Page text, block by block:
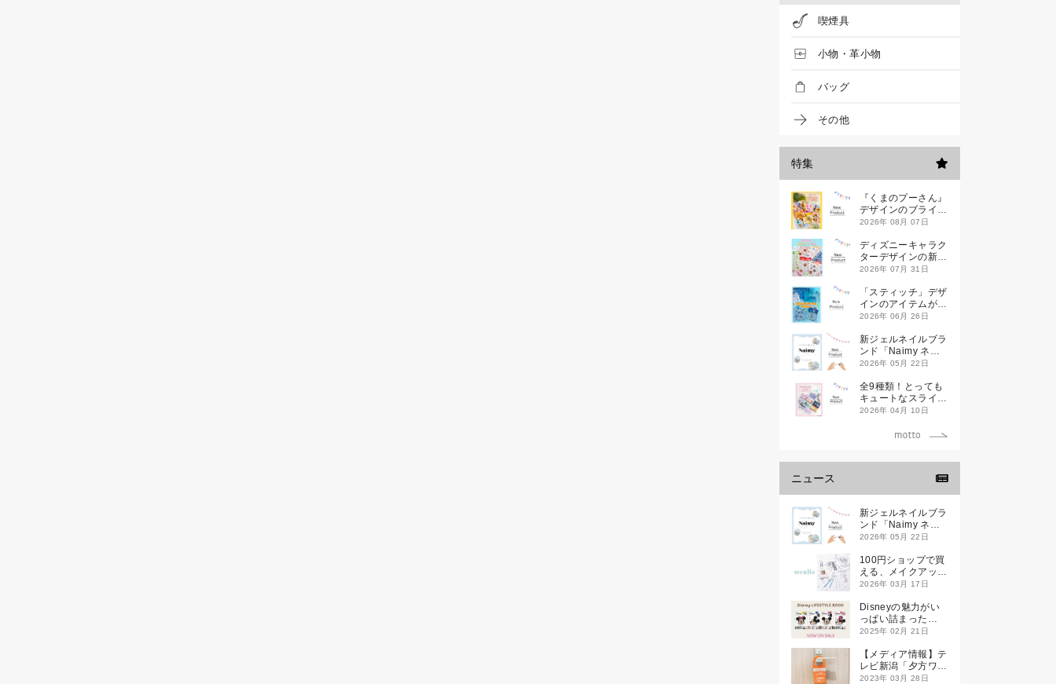
喫煙具
小物・革小物
バッグ
その他
特集
『くまのプーさん』
デザインのブライン
ドミニハンドタオル
2026年 08月 07日
ディズニーキャラク
ターデザインの新作
シールが一挙発売
2026年 07月 31日
「スティッチ」デザ
インのアイテムが新
登場です
2026年 06月 26日
新ジェルネイルブラ
ンド「Naimy ネイ
ミィ」が誕生します
2026年 05月 22日
全9種類！とっても
キュートなスライダ
ーケースが新登場し
2026年 04月 10日
ニュース
新ジェルネイルブラ
ンド「Naimy ネイ
ミィ」が誕生します
2026年 05月 22日
100円ショップで買
える、メイクアップ
ブランド
ス）」誕生。
2026年 03月 17日
Disneyの魅力がい
っぱい詰まった
『Disney
』が2月21日(金)に
新発売！
2025年 02月 21日
【メディア情報】テ
レビ新潟「夕方ワイ
ド新潟一番」
2023年 03月 28日